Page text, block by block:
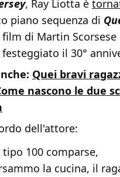
, Ray Liotta è
piano sequenza di
di Martin Scorsese
il 30°
Quei bravi
nascono le due
dell'attore:
tipo 100 comparse,
la cucina, il